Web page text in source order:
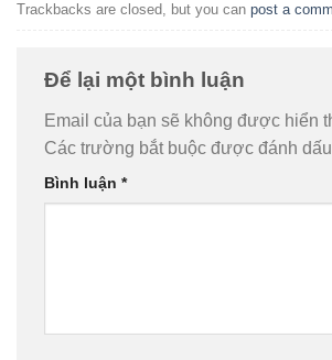
Trackbacks are closed, but you can post a
Để lại một bình luận
Email của bạn sẽ không được hiển
Các trường bắt buộc được đánh dấu
Bình luận *